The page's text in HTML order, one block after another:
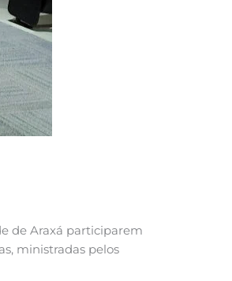
de Araxá participarem
ministradas pelos